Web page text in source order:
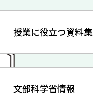
授業に役立つ資料集
文部科学省情報